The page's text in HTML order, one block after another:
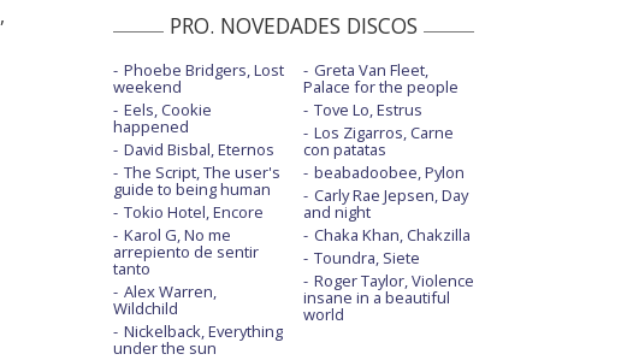
,
PRO. NOVEDADES DISCOS
Phoebe Bridgers, Lost
weekend
Eels, Cookie
happened
David Bisbal, Eternos
The Script, The user's
guide to being human
Tokio Hotel, Encore
Karol G, No me
arrepiento de sentir
tanto
Alex Warren,
Wildchild
Nickelback, Everything
under the sun
Greta Van Fleet,
Palace for the people
Tove Lo, Estrus
Los Zigarros, Carne
con patatas
beabadoobee, Pylon
Carly Rae Jepsen, Day
and night
Chaka Khan, Chakzilla
Toundra, Siete
Roger Taylor, Violence
insane in a beautiful
world